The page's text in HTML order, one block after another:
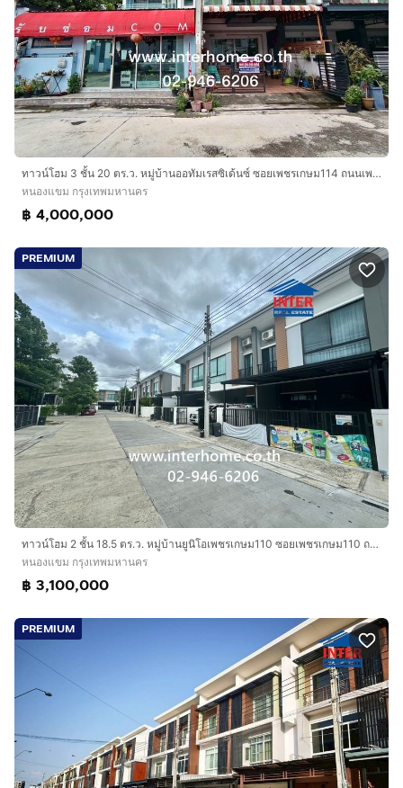
ทาวน์โฮม 3 ชั้น 20 ตร.ว. หมู่บ้านออทัมเรสซิเด้นซ์ ซอยเพชรเกษม114 ถนนเพชรเกษม ถนนพุทธมณฑลสาย4 เขตหนองแขม กรุงเทพมหานคร
หนองแขม กรุงเทพมหานคร
฿ 4,000,000
PREMIUM
ทาวน์โฮม 2 ชั้น 18.5 ตร.ว. หมู่บ้านยูนิโอเพชรเกษม110 ซอยเพชรเกษม110 ถนนเพชรเกษม เขตหนองแขม กรุงเทพมหานคร
หนองแขม กรุงเทพมหานคร
฿ 3,100,000
PREMIUM